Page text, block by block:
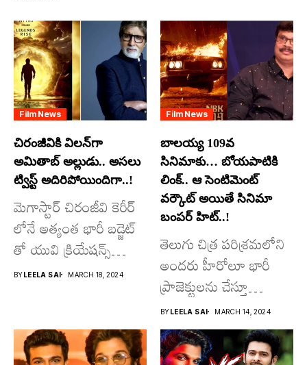
Film News
చిరంజీవికి విలన్‌గా
అమితాబ్ అల్లుడు.. అసలు
ట్విస్ట్ అదిరిపోయిందిగా..!
మెగాస్టార్ చిరంజీవి కెరీర్
లోనే అత్యంత భారీ బడ్జెట్
తో యువి క్రియేషన్స్
రూపొందిస్తున్న
BYLEELA SAI MARCH 18, 2024
Film News
బాలయ్య 109వ
సినిమాకు… బోయపాటికి
లింక్.. ఆ సెంటిమెంట్
వర్కౌట్ అయితే సినిమా
బంపర్ హిట్..!
తెలుగు చిత్ర పరిశ్రమలోని
అందరు హీరోలూ భారీ
ప్రాజెక్టులను చేస్తూ
దూసుకుపోతోన్నారు.
అందులో కొందరు
మాత్రమే...
BYLEELA SAI MARCH 14, 2024